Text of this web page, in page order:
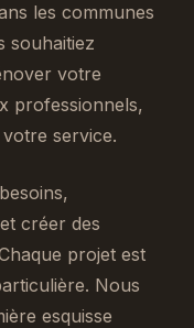
les communes
souhaitiez
votre
professionnels,
service.
créer des
projet est
Nous
esquisse